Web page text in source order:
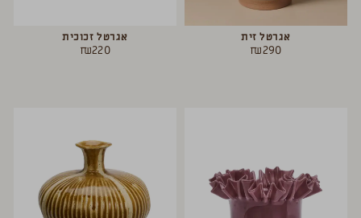
אגרטל זית
₪290
אגרטל זכוכית
₪220